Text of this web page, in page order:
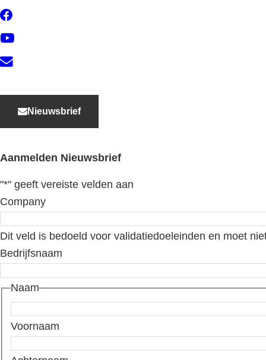
YouTube
Contact
Nieuwsbrief
Aanmelden Nieuwsbrief
"*" geeft vereiste velden aan
Company
Dit veld is bedoeld voor validatiedoeleinden en moet
Bedrijfsnaam
Naam
Voornaam